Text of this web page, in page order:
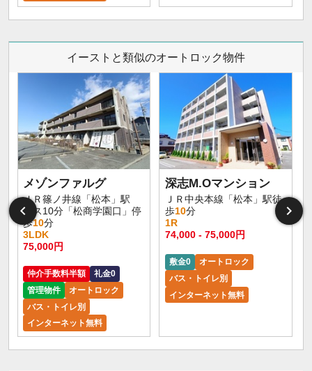
イーストと類似のオートロック物件
メゾンファルグ
ＪＲ篠ノ井線「松本」駅
バス10分「松商学園口」停
歩10分
3LDK
75,000円
仲介手数料半額
礼金0
管理物件
オートロック
バス・トイレ別
インターネット無料
深志M.Oマンション
ＪＲ中央本線「松本」駅徒
歩10分
1R
74,000 - 75,000円
敷金0
オートロック
バス・トイレ別
インターネット無料